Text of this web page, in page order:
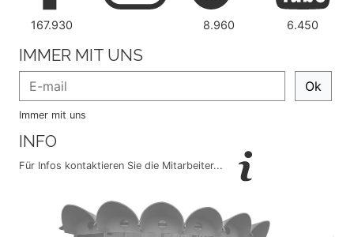
167.930 8.960 6.450
IMMER MIT UNS
Ok
Immer mit uns
INFO
Für Infos kontaktieren Sie die Mitarbeiter...